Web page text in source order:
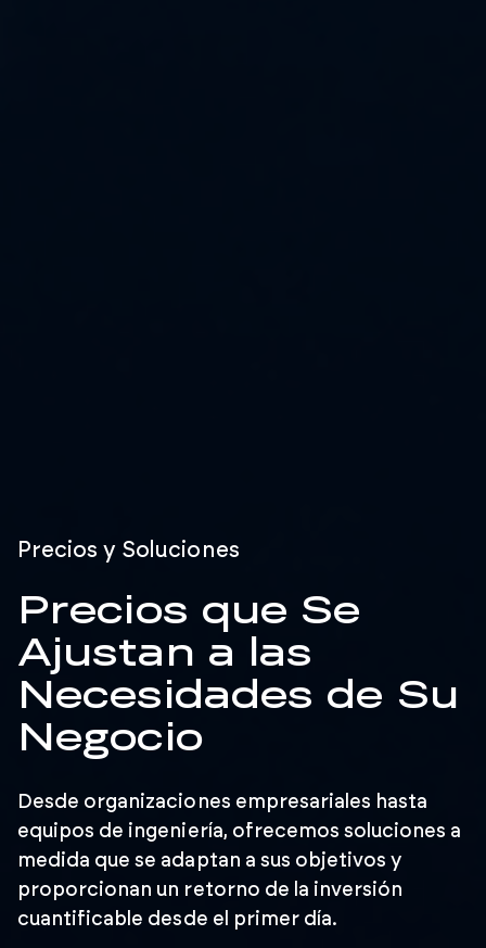
Precios y Soluciones
Precios que Se
Ajustan a las
Necesidades de Su
Negocio
Desde organizaciones empresariales hasta
equipos de ingeniería, ofrecemos soluciones a
medida que se adaptan a sus objetivos y
proporcionan un retorno de la inversión
cuantificable desde el primer día.